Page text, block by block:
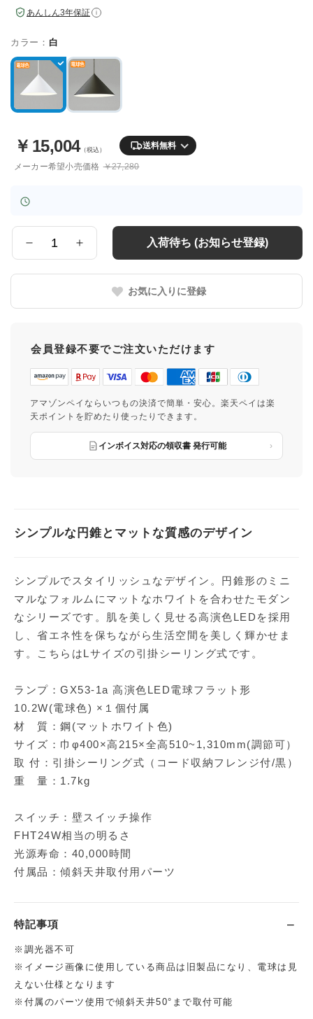
あんしん3年保証 i
カラー： 白
￥ 15,004（税込） 送料無料
メーカー希望小売価格 ￥27,280
量
入荷待ち (お知らせ登録)
お気に入りに登録
会員登録不要でご注文いただけます
アマゾンペイならいつもの決済で簡単・安心。楽天ペイは楽
天ポイントを貯めたり使ったりできます。
インボイス対応の領収書 発行可能
シンプルな円錐とマットな質感のデザイン
シンプルでスタイリッシュなデザイン。円錐形のミニ
マルなフォルムにマットなホワイトを合わせたモダン
なシリーズです。肌を美しく見せる高演色LEDを採用
し、省エネ性を保ちながら生活空間を美しく輝かせま
す。こちらはLサイズの引掛シーリング式です。
ランプ：GX53-1a 高演色LED電球フラット形
10.2W(電球色) ×１個付属
材 質：鋼(マットホワイト色)
サイズ：巾φ400×高215×全高510~1,310mm(調節可）
取 付：引掛シーリング式（コード収納フレンジ付/黒）
重 量：1.7kg
スイッチ：壁スイッチ操作
FHT24W相当の明るさ
光源寿命：40,000時間
付属品：傾斜天井取付用パーツ
特記事項
※調光器不可
※イメージ画像に使用している商品は旧製品になり、電球は見
えない仕様となります
※付属のパーツ使用で傾斜天井50°まで取付可能